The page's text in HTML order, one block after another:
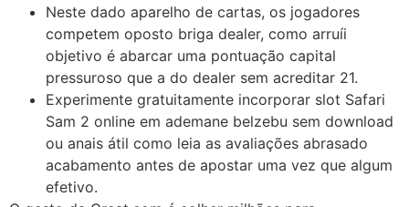
Neste dado aparelho de cartas, os jogadores
competem oposto briga dealer, como arruíi
objetivo é abarcar uma pontuação capital
pressuroso que a do dealer sem acreditar 21.
Experimente gratuitamente incorporar slot Safari
Sam 2 online em ademane belzebu sem download
ou anais átil como leia as avaliações abrasado
acabamento antes de apostar uma vez que algum
efetivo.